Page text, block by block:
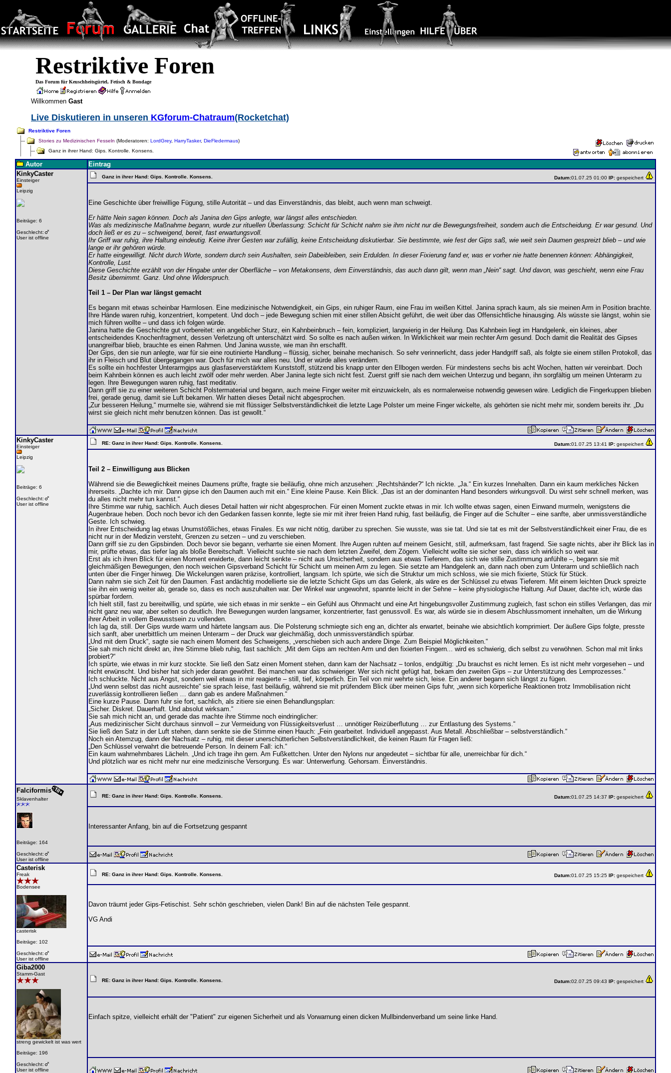
Restriktive Foren
Das Forum für Keuschheitsgürtel, Fetisch & Bondage
Willkommen Gast
Live Diskutieren in unseren KGforum-Chatraum(Rocketchat)
Restriktive Foren
Stories zu Medizinischen Fesseln (Moderatoren: LordGrey, HarryTasker, DieFledermaus)
Ganz in ihrer Hand: Gips. Kontrolle. Konsens.
Autor
Eintrag
KinkyCaster
Einsteiger
Leipzig
Beiträge: 6
Geschlecht:
User ist offline
Ganz in ihrer Hand: Gips. Kontrolle. Konsens. Datum:01.07.25 01:00 IP: gespeichert
Eine Geschichte über freiwillige Fügung, stille Autorität – und das Einverständnis, das bleibt, auch wenn man schweigt.
Er hätte Nein sagen können. Doch als Janina den Gips anlegte, war längst alles entschieden.
Was als medizinische Maßnahme begann, wurde zur rituellen Überlassung: Schicht für Schicht nahm sie ihm nicht nur die Bewegungsfreiheit, sondern auch die Entscheidung. Er war gesund. Und
doch ließ er es zu – schweigend, bereit, fast erwartungsvoll.
Ihr Griff war ruhig, ihre Haltung eindeutig. Keine ihrer Gesten war zufällig, keine Entscheidung diskutierbar. Sie bestimmte, wie fest der Gips saß, wie weit sein Daumen gespreizt blieb – und wie
lange er ihr gehören würde.
Er hatte eingewilligt. Nicht durch Worte, sondern durch sein Aushalten, sein Dabeibleiben, sein Erdulden. In dieser Fixierung fand er, was er vorher nie hatte benennen können: Abhängigkeit,
Kontrolle, Lust.
Diese Geschichte erzählt von der Hingabe unter der Oberfläche – von Metakonsens, dem Einverständnis, das auch dann gilt, wenn man „Nein“ sagt. Und davon, was geschieht, wenn eine Frau
Besitz übernimmt. Ganz. Und ohne Widerspruch.
Teil 1 – Der Plan war längst gemacht
Es begann mit etwas scheinbar Harmlosen. Eine medizinische Notwendigkeit, ein Gips, ein ruhiger Raum, eine Frau im weißen Kittel. Janina sprach kaum, als sie meinen Arm in Position brachte.
Ihre Hände waren ruhig, konzentriert, kompetent. Und doch – jede Bewegung schien mit einer stillen Absicht geführt, die weit über das Offensichtliche hinausging. Als wüsste sie längst, wohin sie
mich führen wollte – und dass ich folgen würde.
Janina hatte die Geschichte gut vorbereitet: ein angeblicher Sturz, ein Kahnbeinbruch – fein, kompliziert, langwierig in der Heilung. Das Kahnbein liegt im Handgelenk, ein kleines, aber
entscheidendes Knochenfragment, dessen Verletzung oft unterschätzt wird. So sollte es nach außen wirken. In Wirklichkeit war mein rechter Arm gesund. Doch damit die Realität des Gipses
unangreifbar blieb, brauchte es einen Rahmen. Und Janina wusste, wie man ihn erschafft.
Der Gips, den sie nun anlegte, war für sie eine routinierte Handlung – flüssig, sicher, beinahe mechanisch. So sehr verinnerlicht, dass jeder Handgriff saß, als folgte sie einem stillen Protokoll, das
ihr in Fleisch und Blut übergegangen war. Doch für mich war alles neu. Und er würde alles verändern.
Es sollte ein hochfester Unterarmgips aus glasfaserverstärktem Kunststoff, stützend bis knapp unter den Ellbogen werden. Für mindestens sechs bis acht Wochen, hatten wir vereinbart. Doch
beim Kahnbein können es auch leicht zwölf oder mehr werden. Aber Janina legte sich nicht fest. Zuerst griff sie nach dem weichen Unterzug und begann, ihn sorgfältig um meinen Unterarm zu
legen. Ihre Bewegungen waren ruhig, fast meditativ.
Dann griff sie zu einer weiteren Schicht Polstermaterial und begann, auch meine Finger weiter mit einzuwickeln, als es normalerweise notwendig gewesen wäre. Lediglich die Fingerkuppen blieben
frei, gerade genug, damit sie Luft bekamen. Wir hatten dieses Detail nicht abgesprochen.
„Zur besseren Heilung,“ murmelte sie, während sie mit flüssiger Selbstverständlichkeit die letzte Lage Polster um meine Finger wickelte, als gehörten sie nicht mehr mir, sondern bereits ihr. „Du
wirst sie gleich nicht mehr benutzen können. Das ist gewollt.“
KinkyCaster
Einsteiger
Leipzig
Beiträge: 6
Geschlecht:
User ist offline
RE: Ganz in ihrer Hand: Gips. Kontrolle. Konsens. Datum:01.07.25 13:41 IP: gespeichert
Teil 2 – Einwilligung aus Blicken
Während sie die Beweglichkeit meines Daumens prüfte, fragte sie beiläufig, ohne mich anzusehen: „Rechtshänder?“ Ich nickte. „Ja.“ Ein kurzes Innehalten. Dann ein kaum merkliches Nicken
ihrerseits. „Dachte ich mir. Dann gipse ich den Daumen auch mit ein.“ Eine kleine Pause. Kein Blick. „Das ist an der dominanten Hand besonders wirkungsvoll. Du wirst sehr schnell merken, was
du alles nicht mehr tun kannst.“
Ihre Stimme war ruhig, sachlich. Auch dieses Detail hatten wir nicht abgesprochen. Für einen Moment zuckte etwas in mir. Ich wollte etwas sagen, einen Einwand murmeln, wenigstens die
Augenbraue heben. Doch noch bevor ich den Gedanken fassen konnte, legte sie mir mit ihrer freien Hand ruhig, fast beiläufig, die Finger auf die Schulter – eine sanfte, aber unmissverständliche
Geste. Ich schwieg.
In ihrer Entscheidung lag etwas Unumstößliches, etwas Finales. Es war nicht nötig, darüber zu sprechen. Sie wusste, was sie tat. Und sie tat es mit der Selbstverständlichkeit einer Frau, die es
nicht nur in der Medizin versteht, Grenzen zu setzen – und zu verschieben.
Dann griff sie zu den Gipsbinden. Doch bevor sie begann, verharrte sie einen Moment. Ihre Augen ruhten auf meinem Gesicht, still, aufmerksam, fast fragend. Sie sagte nichts, aber ihr Blick las in
mir, prüfte etwas, das tiefer lag als bloße Bereitschaft. Vielleicht suchte sie nach dem letzten Zweifel, dem Zögern. Vielleicht wollte sie sicher sein, dass ich wirklich so weit war.
Erst als ich ihren Blick für einen Moment erwiderte, dann leicht senkte – nicht aus Unsicherheit, sondern aus etwas Tieferem, das sich wie stille Zustimmung anfühlte –, begann sie mit
gleichmäßigen Bewegungen, den noch weichen Gipsverband Schicht für Schicht um meinen Arm zu legen. Sie setzte am Handgelenk an, dann nach oben zum Unterarm und schließlich nach
unten über die Finger hinweg. Die Wickelungen waren präzise, kontrolliert, langsam. Ich spürte, wie sich die Struktur um mich schloss, wie sie mich fixierte, Stück für Stück.
Dann nahm sie sich Zeit für den Daumen. Fast andächtig modellierte sie die letzte Schicht Gips um das Gelenk, als wäre es der Schlüssel zu etwas Tieferem. Mit einem leichten Druck spreizte
sie ihn ein wenig weiter ab, gerade so, dass es noch auszuhalten war. Der Winkel war ungewohnt, spannte leicht in der Sehne – keine physiologische Haltung. Auf Dauer, dachte ich, würde das
spürbar fordern.
Ich hielt still, fast zu bereitwillig, und spürte, wie sich etwas in mir senkte – ein Gefühl aus Ohnmacht und eine Art hingebungsvoller Zustimmung zugleich, fast schon ein stilles Verlangen, das mir
nicht ganz neu war, aber selten so deutlich. Ihre Bewegungen wurden langsamer, konzentrierter, fast genussvoll. Es war, als würde sie in diesem Abschlussmoment innehalten, um die Wirkung
ihrer Arbeit in vollem Bewusstsein zu vollenden.
Ich lag da, still. Der Gips wurde warm und härtete langsam aus. Die Polsterung schmiegte sich eng an, dichter als erwartet, beinahe wie absichtlich komprimiert. Der äußere Gips folgte, presste
sich sanft, aber unerbittlich um meinen Unterarm – der Druck war gleichmäßig, doch unmissverständlich spürbar.
„Und mit dem Druck“, sagte sie nach einem Moment des Schweigens, „verschieben sich auch andere Dinge. Zum Beispiel Möglichkeiten.“
Sie sah mich nicht direkt an, ihre Stimme blieb ruhig, fast sachlich: „Mit dem Gips am rechten Arm und den fixierten Fingern... wird es schwierig, dich selbst zu verwöhnen. Schon mal mit links
probiert?“
Ich spürte, wie etwas in mir kurz stockte. Sie ließ den Satz einen Moment stehen, dann kam der Nachsatz – tonlos, endgültig: „Du brauchst es nicht lernen. Es ist nicht mehr vorgesehen – und
nicht erwünscht. Und bisher hat sich jeder daran gewöhnt. Bei manchen war das schwieriger. Wer sich nicht gefügt hat, bekam den zweiten Gips – zur Unterstützung des Lernprozesses.“
Ich schluckte. Nicht aus Angst, sondern weil etwas in mir reagierte – still, tief, körperlich. Ein Teil von mir wehrte sich, leise. Ein anderer begann sich längst zu fügen.
„Und wenn selbst das nicht ausreichte“ sie sprach leise, fast beiläufig, während sie mit prüfendem Blick über meinen Gips fuhr, „wenn sich körperliche Reaktionen trotz Immobilisation nicht
zuverlässig kontrollieren ließen … dann gab es andere Maßnahmen.“
Eine kurze Pause. Dann fuhr sie fort, sachlich, als zitiere sie einen Behandlungsplan:
„Sicher. Diskret. Dauerhaft. Und absolut wirksam.“
Sie sah mich nicht an, und gerade das machte ihre Stimme noch eindringlicher:
„Aus medizinischer Sicht durchaus sinnvoll – zur Vermeidung von Flüssigkeitsverlust … unnötiger Reizüberflutung … zur Entlastung des Systems.“
Sie ließ den Satz in der Luft stehen, dann senkte sie die Stimme einen Hauch: „Fein gearbeitet. Individuell angepasst. Aus Metall. Abschließbar – selbstverständlich.“
Noch ein Atemzug, dann der Nachsatz – ruhig, mit dieser unerschütterlichen Selbstverständlichkeit, die keinen Raum für Fragen ließ:
„Den Schlüssel verwahrt die betreuende Person. In deinem Fall: ich.“
Ein kaum wahrnehmbares Lächeln. „Und ich trage ihn gern. Am Fußkettchen. Unter den Nylons nur angedeutet – sichtbar für alle, unerreichbar für dich.“
Und plötzlich war es nicht mehr nur eine medizinische Versorgung. Es war: Unterwerfung. Gehorsam. Einverständnis.
Falciformis
Sklavenhalter
Beiträge: 164
Geschlecht:
User ist offline
RE: Ganz in ihrer Hand: Gips. Kontrolle. Konsens. Datum:01.07.25 14:37 IP: gespeichert
Interessanter Anfang, bin auf die Fortsetzung gespannt
Casterisk
Freak
Bodensee
casterisk
Beiträge: 102
Geschlecht:
User ist offline
RE: Ganz in ihrer Hand: Gips. Kontrolle. Konsens. Datum:01.07.25 15:25 IP: gespeichert
Davon träumt jeder Gips-Fetischist. Sehr schön geschrieben, vielen Dank! Bin auf die nächsten Teile gespannt.
VG Andi
Giba2000
Stamm-Gast
streng gewickelt ist was wert
Beiträge: 196
Geschlecht:
User ist offline
RE: Ganz in ihrer Hand: Gips. Kontrolle. Konsens. Datum:02.07.25 09:43 IP: gespeichert
Einfach spitze, vielleicht erhält der "Patient" zur eigenen Sicherheit und als Vorwarnung einen dicken Mullbindenverband um seine linke Hand.